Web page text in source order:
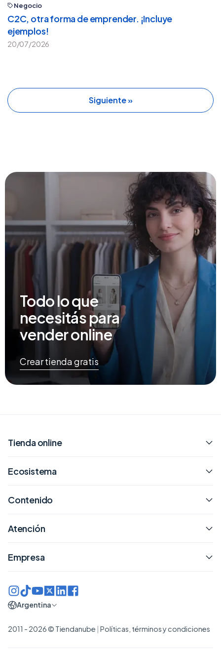
Negocio
C2C, otra forma de emprender. ¡Incluye
ejemplos!
20/07/2026
Siguiente »
Todo lo que
necesitás para
vender online
Crear tienda gratis
Tienda online
Ecosistema
Contenido
Atención
Empresa
2011 - 2026 © Tiendanube | Políticas, términos y condiciones
Argentina